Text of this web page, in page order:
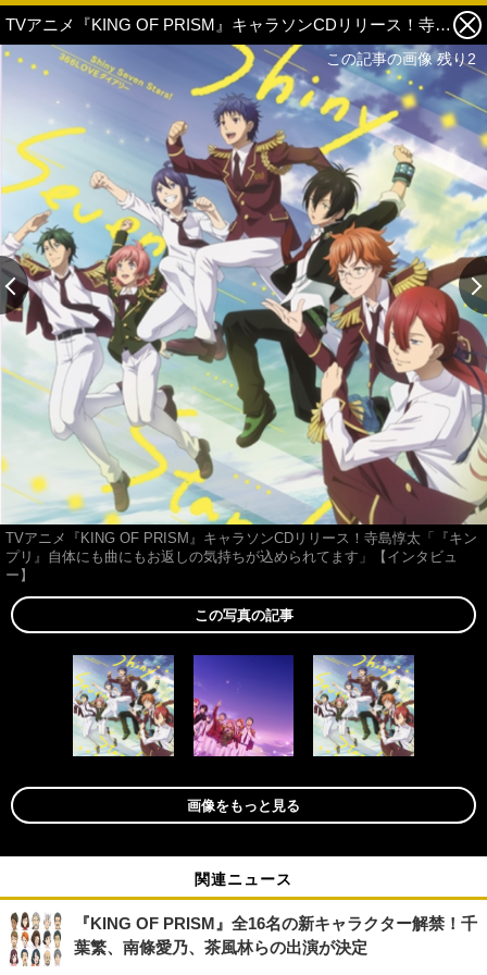
TVアニメ『KING OF PRISM』キャラソンCDリリース！寺島惇太「『キンプリ』自体にも曲にもお返しの気持ちが込められてます」【インタビュー】 3枚目の写真・画像
TVアニメ『KING OF PRISM』キャラソンCDリリース！寺島惇太「『キン
プリ』自体にも曲にもお返しの気持ちが込められてます」【インタビュ
ー】
この写真の記事
画像をもっと見る
関連ニュース
『KING OF PRISM』全16名の新キャラクター解禁！千
葉繁、南條愛乃、茶風林らの出演が決定
この記事の画像 残り2